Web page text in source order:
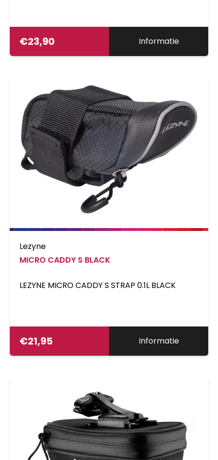
€23,90 Informatie
Lezyne
MICRO CADDY S BLACK
LEZYNE MICRO CADDY S STRAP 0.1L BLACK
€21,95 Informatie